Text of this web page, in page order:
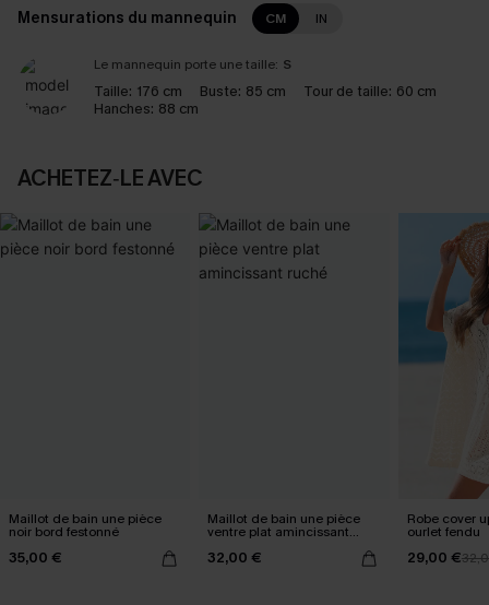
Mensurations du mannequin CM IN
Le mannequin porte une taille: S
Taille: 176 cm Buste: 85 cm Tour de taille: 60 cm
Hanches: 88 cm
ACHETEZ‑LE AVEC
Maillot de bain une pièce
noir bord festonné
35,00 €
Maillot de bain une pièce
ventre plat amincissant
32,00 €
Robe cover
ourlet fendu
29,00 €